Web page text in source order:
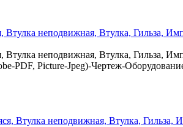
неподвижная, Втулка, Гильза,
неподвижная, Втулка, Гильза,
Picture-Jpeg)-Чертеж-